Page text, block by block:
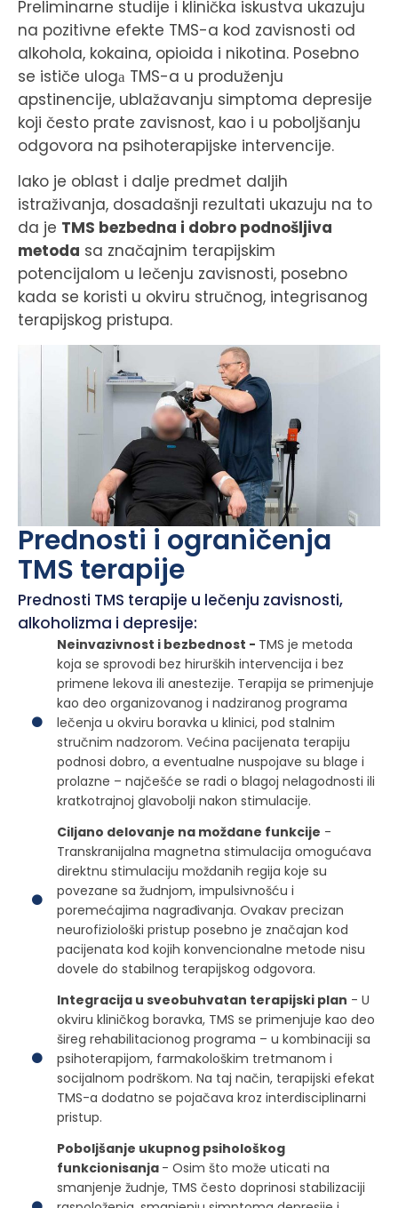
Preliminarne studije i klinička iskustva ukazuju
na pozitivne efekte TMS-a kod zavisnosti od
alkohola, kokaina, opioida i nikotina. Posebno
se ističe ulogа TMS-a u produženju
apstinencije, ublažavanju simptoma depresije
koji često prate zavisnost, kao i u poboljšanju
odgovora na psihoterapijske intervencije.
Iako je oblast i dalje predmet daljih
istraživanja, dosadašnji rezultati ukazuju na to
da je TMS bezbedna i dobro podnošljiva
metoda sa značajnim terapijskim
potencijalom u lečenju zavisnosti, posebno
kada se koristi u okviru stručnog, integrisanog
terapijskog pristupa.
Prednosti i ograničenja
TMS terapije
Prednosti TMS terapije u lečenju zavisnosti,
alkoholizma i depresije:
Neinvazivnost i bezbednost - TMS je metoda
koja se sprovodi bez hirurških intervencija i bez
primene lekova ili anestezije. Terapija se primenjuje
kao deo organizovanog i nadziranog programa
lečenja u okviru boravka u klinici, pod stalnim
stručnim nadzorom. Većina pacijenata terapiju
podnosi dobro, a eventualne nuspojave su blage i
prolazne – najčešće se radi o blagoj nelagodnosti ili
kratkotrajnoj glavobolji nakon stimulacije.
Ciljano delovanje na moždane funkcije -
Transkranijalna magnetna stimulacija omogućava
direktnu stimulaciju moždanih regija koje su
povezane sa žudnjom, impulsivnošću i
poremećajima nagrađivanja. Ovakav precizan
neurofiziološki pristup posebno je značajan kod
pacijenata kod kojih konvencionalne metode nisu
dovele do stabilnog terapijskog odgovora.
Integracija u sveobuhvatan terapijski plan - U
okviru kliničkog boravka, TMS se primenjuje kao deo
šireg rehabilitacionog programa – u kombinaciji sa
psihoterapijom, farmakološkim tretmanom i
socijalnom podrškom. Na taj način, terapijski efekat
TMS-a dodatno se pojačava kroz interdisciplinarni
pristup.
Poboljšanje ukupnog psihološkog
funkcionisanja - Osim što može uticati na
smanjenje žudnje, TMS često doprinosi stabilizaciji